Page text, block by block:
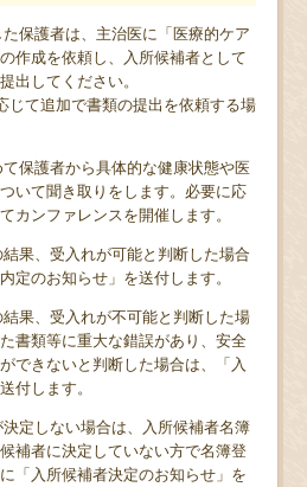
保護者は、主治医に「医療的ケア
作成を依頼し、入所候補者として
出してください。
じて追加で書類の提出を依頼する場
保護者から具体的な健康状態や医
いて聞き取りをします。必要に応
カンファレンスを開催します。
果、受入れが可能と判断した場合
定のお知らせ」を送付します。
果、受入れが不可能と判断した場
書類等に重大な錯誤があり、安全
できないと判断した場合は、「入
付します。
定しない場合は、入所候補者名簿
補者に決定していない方で名簿登
「入所候補者決定のお知らせ」を